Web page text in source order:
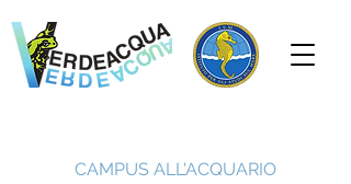
CAMPUS ALL'ACQUARIO